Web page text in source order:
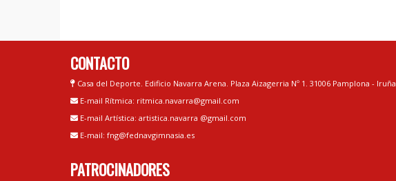
CONTACTO
Casa del Deporte. Edificio Navarra Arena. Plaza Aizagerria Nº 1. 31006 Pamplona - Iruña
E-mail Rítmica: ritmica.navarra@gmail.com
E-mail Artística: artistica.navarra @gmail.com
E-mail: fng@fednavgimnasia.es
PATROCINADORES